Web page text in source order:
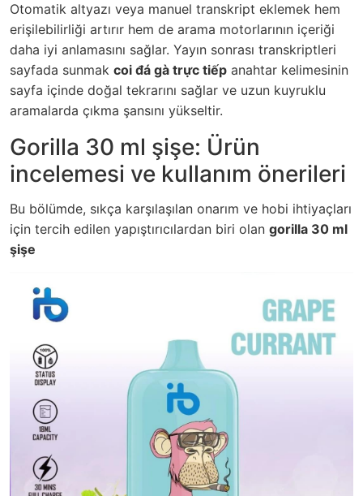
Otomatik altyazı veya manuel transkript eklemek hem
erişilebilirliği artırır hem de arama motorlarının içeriği
daha iyi anlamasını sağlar. Yayın sonrası transkriptleri
sayfada sunmak coi đá gà trực tiếp anahtar kelimesinin
sayfa içinde doğal tekrarını sağlar ve uzun kuyruklu
aramalarda çıkma şansını yükseltir.
Gorilla 30 ml şişe: Ürün
incelemesi ve kullanım önerileri
Bu bölümde, sıkça karşılaşılan onarım ve hobi ihtiyaçları
için tercih edilen yapıştırıcılardan biri olan gorilla 30 ml
şişe